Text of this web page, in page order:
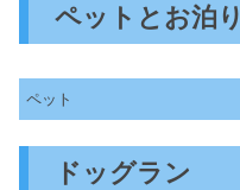
ペットとお泊り
ペット
ドッグラン